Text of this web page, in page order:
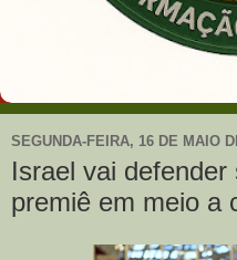
SEGUNDA-FEIRA, 16 DE MAIO
Israel vai
premiê em meio a